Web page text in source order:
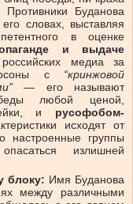
Буданова
словах, выставляя
в оценке
и выдаче
медиа за
с “кринжовой
— его называют
любой ценой,
и русофобом-
исходят от
настроенные группы
излишней
блоку: Имя Буданова
между различными